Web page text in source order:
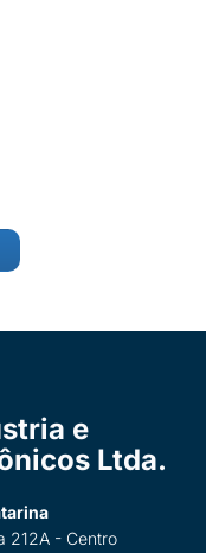
e
Ltda.
212A - Centro